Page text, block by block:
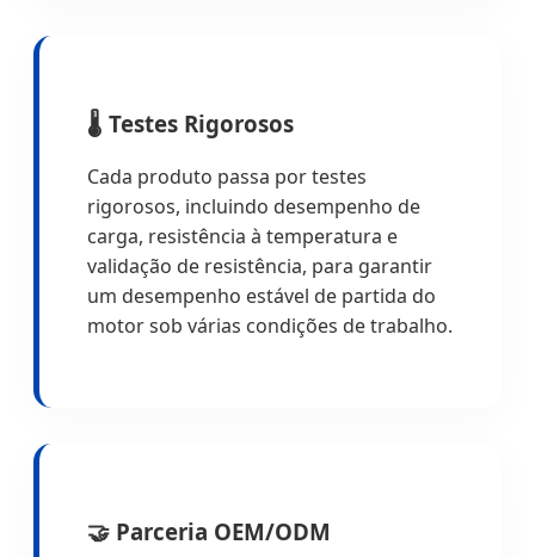
🌡️ Testes Rigorosos
Cada produto passa por testes
rigorosos, incluindo desempenho de
carga, resistência à temperatura e
validação de resistência, para garantir
um desempenho estável de partida do
motor sob várias condições de trabalho.
🤝 Parceria OEM/ODM